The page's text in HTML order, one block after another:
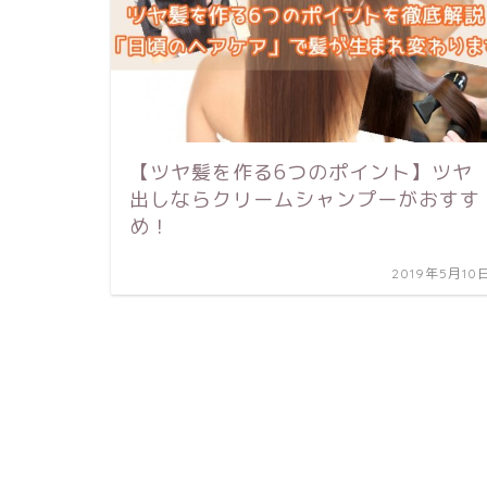
【ツヤ髪を作る6つのポイント】ツヤ
出しならクリームシャンプーがおすす
め！
2019年5月10